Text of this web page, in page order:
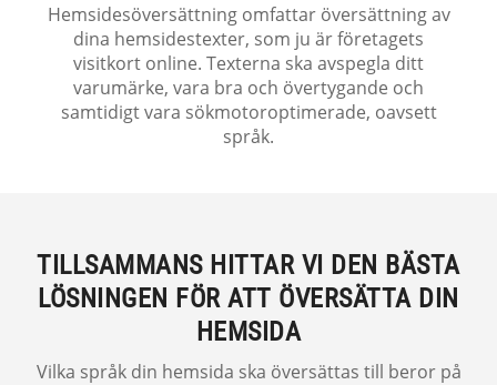
Hemsidesöversättning omfattar översättning av
dina hemsidestexter, som ju är företagets
visitkort online. Texterna ska avspegla ditt
varumärke, vara bra och övertygande och
samtidigt vara sökmotoroptimerade, oavsett
språk.
TILLSAMMANS HITTAR VI DEN BÄSTA
LÖSNINGEN FÖR ATT ÖVERSÄTTA DIN
HEMSIDA
Vilka språk din hemsida ska översättas till beror på